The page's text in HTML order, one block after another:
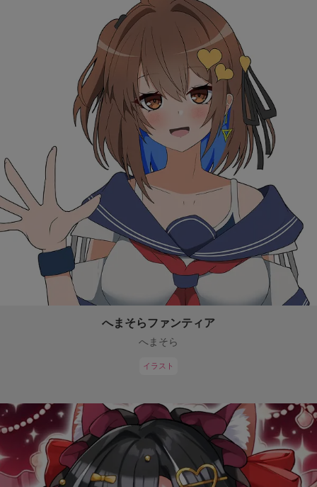
へまそらファンティア
へまそら
イラスト